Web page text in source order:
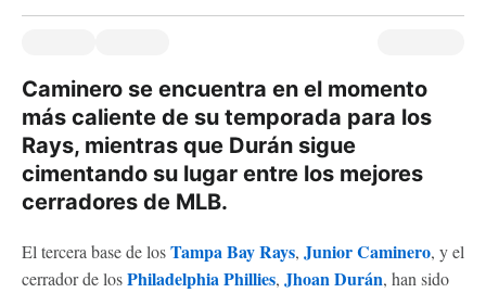
Caminero se encuentra en el momento
más caliente de su temporada para los
Rays, mientras que Durán sigue
cimentando su lugar entre los mejores
cerradores de MLB.
El tercera base de losTampa Bay Rays, Junior Caminero, y el
cerrador de losPhiladelphia Phillies, Jhoan Durán, han sido